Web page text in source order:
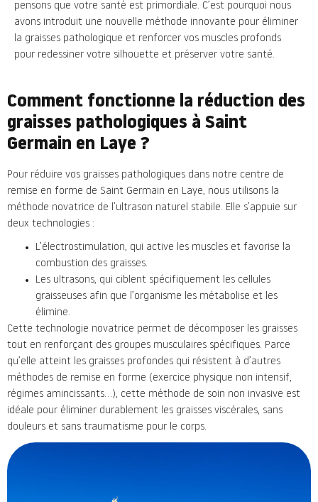
pensons que votre santé est primordiale. C’est pourquoi nous
avons introduit une nouvelle méthode innovante pour éliminer
la graisses pathologique et renforcer vos muscles profonds
pour redessiner votre silhouette et préserver votre santé.
Comment fonctionne la réduction des
graisses pathologiques à Saint
Germain en Laye ?
Pour réduire vos graisses pathologiques dans notre centre de
remise en forme de Saint Germain en Laye, nous utilisons la
méthode novatrice de l’ultrason naturel stabile. Elle s’appuie sur
deux technologies :
L’électrostimulation, qui active les muscles et favorise la
combustion des graisses.
Les ultrasons, qui ciblent spécifiquement les cellules
graisseuses afin que l’organisme les métabolise et les
élimine.
Cette technologie novatrice permet de décomposer les graisses
tout en renforçant des groupes musculaires spécifiques. Parce
qu’elle atteint les graisses profondes qui résistent à d’autres
méthodes de remise en forme (exercice physique non intensif,
régimes amincissants…), cette méthode de soin non invasive est
idéale pour éliminer durablement les graisses viscérales, sans
douleurs et sans traumatisme pour le corps.